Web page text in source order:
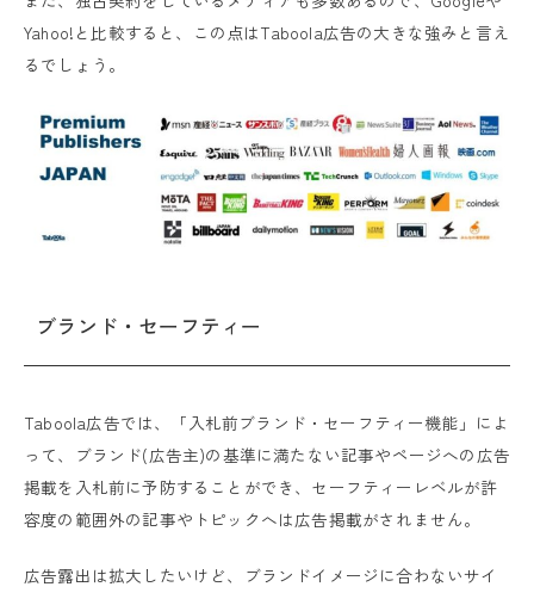
Yahoo!と比較すると、この点はTaboola広告の大きな強みと言え
るでしょう。
ブランド・セーフティー
Taboola広告では、「入札前ブランド・セーフティー機能」によ
って、ブランド(広告主)の基準に満たない記事やページへの広告
掲載を入札前に予防することができ、セーフティーレベルが許
容度の範囲外の記事やトピックへは広告掲載がされません。
広告露出は拡大したいけど、ブランドイメージに合わないサイ